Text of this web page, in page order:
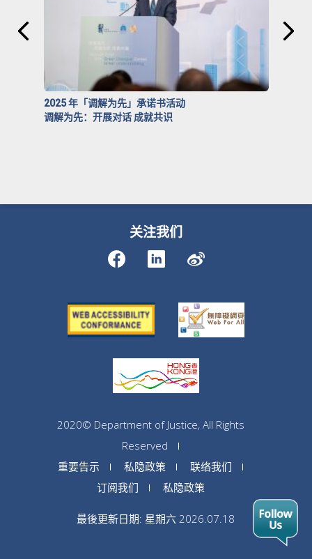
2025 年「调解为先」承诺书活动
调解为先：开展对话 成就共识
关注我们
2020© Department of Justice, All Rights
Reserved
重要告示
私隐政策
联络我们
订阅我们
私隐政策
最後更新日期: 星期六 2026.07.18